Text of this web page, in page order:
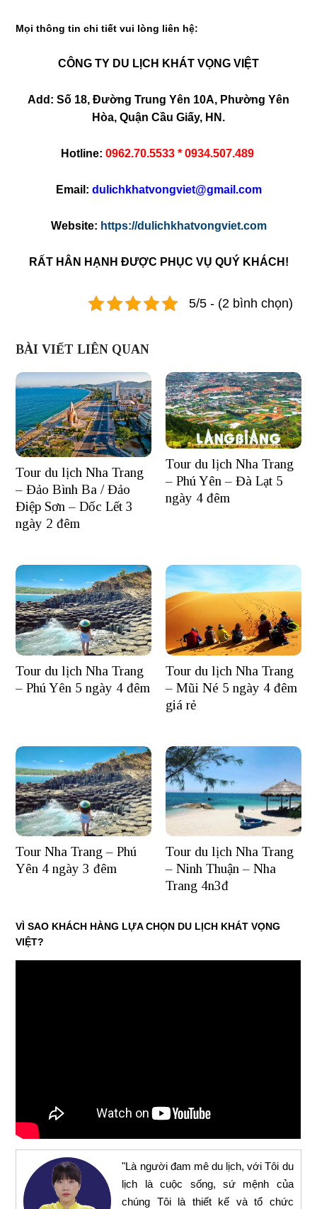
Mọi thông tin chi tiết vui lòng liên hệ:
CÔNG TY DU LỊCH KHÁT VỌNG VIỆT
Add: Số 18, Đường Trung Yên 10A, Phường Yên
Hòa, Quận Cầu Giấy, HN.
Hotline: 0962.70.5533 * 0934.507.489
Email: dulichkhatvongviet@gmail.com
Website: https://dulichkhatvongviet.com
RẤT HÂN HẠNH ĐƯỢC PHỤC VỤ QUÝ KHÁCH!
5/5 - (2 bình chọn)
BÀI VIẾT LIÊN QUAN
Tour du lịch Nha Trang
– Đảo Bình Ba / Đảo
Điệp Sơn – Dốc Lết 3
ngày 2 đêm
Tour du lịch Nha Trang
– Phú Yên – Đà Lạt 5
ngày 4 đêm
Tour du lịch Nha Trang
– Phú Yên 5 ngày 4 đêm
Tour du lịch Nha Trang
– Mũi Né 5 ngày 4 đêm
giá rẻ
Tour Nha Trang – Phú
Yên 4 ngày 3 đêm
Tour du lịch Nha Trang
– Ninh Thuận – Nha
Trang 4n3đ
VÌ SAO KHÁCH HÀNG LỰA CHỌN DU LỊCH KHÁT VỌNG
VIỆT?
"Là người đam mê du lịch, với Tôi du
lịch là cuộc sống, sứ mệnh của
chúng Tôi là thiết kế và tổ chức